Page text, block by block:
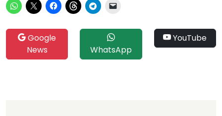
Google
News
WhatsApp
YouTube